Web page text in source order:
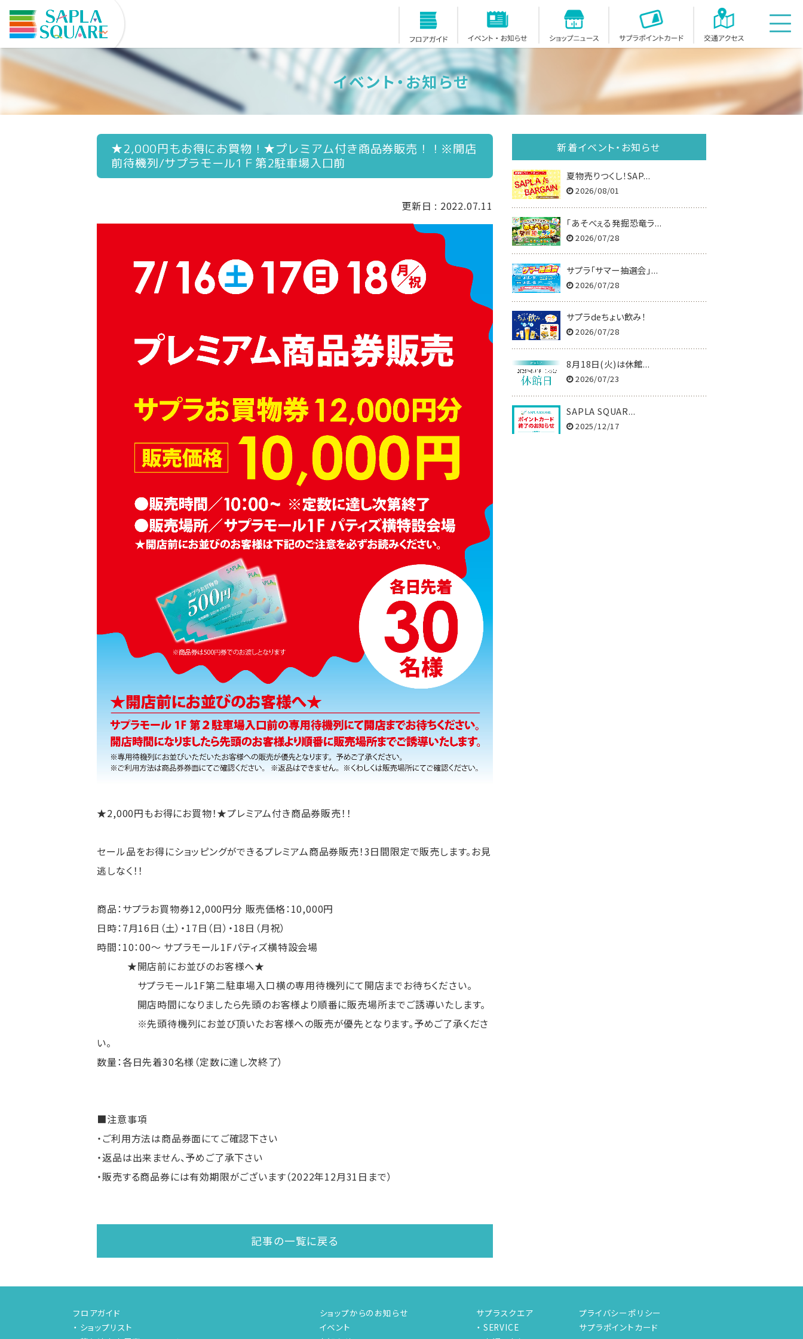
フロアガイド イベント・お知らせ ショップニュース サプラスクエアポイントカ
アクセス
イベント・お知らせ
★2,000円もお得にお買物！★プレミアム付き商品券販売！！※開店
前待機列/サプラモール1Ｆ第2駐車場入口前
更新日 : 2022.07.11
★2,000円もお得にお買物！★プレミアム付き商品券販売！！
セール品をお得にショッピングができるプレミアム商品券販売！3日間限定で販売します。お見
逃しなく！！
商品：サプラお買物券12,000円分 販売価格：10,000円
日時：7月16日（土）・17日（日）・18日（月祝）
時間：10：00～ サプラモール1Fパティズ横特設会場
★開店前にお並びのお客様へ★
サプラモール1F第二駐車場入口横の専用待機列にて開店までお待ちください。
開店時間になりましたら先頭のお客様より順番に販売場所までご誘導いたします。
※先頭待機列にお並び頂いたお客様への販売が優先となります。予めご了承くださ
い。
数量：各日先着30名様（定数に達し次終了）
■注意事項
・ご利用方法は商品券面にてご確認下さい
・返品は出来ません、予めご了承下さい
・販売する商品券には有効期限がございます（2022年12月31日まで）
記事の一覧に戻る
新着イベント・お知らせ
夏物売りつくし！SAP...
2026/08/01
「あそべぇる発掘恐竜ラ...
2026/07/28
サプラ「サマー抽選会」...
2026/07/28
サプラdeちょい飲み！
2026/07/28
8月18日(火)は休館...
2026/07/23
SAPLA SQUAR...
2025/12/17
フロアガイド
ショップリスト
ショップからのお知らせ
イベント
サプラスクエア
SERVICE
プライバシーポリシー
サプラポイントカード